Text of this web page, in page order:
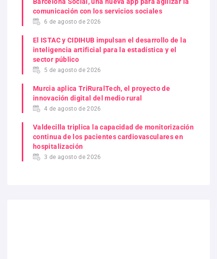
comunicación con los servicios sociales
6 de agosto de 2026
El ISTAC y CIDIHUB impulsan el desarrollo de la
inteligencia artificial para la estadística y el
sector público
5 de agosto de 2026
Murcia aplica TriRuralTech, el proyecto de
innovación digital del medio rural
4 de agosto de 2026
Valdecilla triplica la capacidad de monitorización
continua de los pacientes cardiovasculares en
hospitalización
3 de agosto de 2026